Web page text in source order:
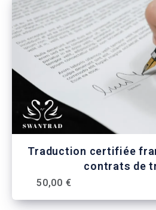
Traduction certifiée
contrats de
50,00 €